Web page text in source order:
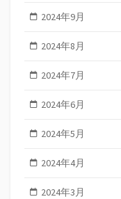
2024年9月
2024年8月
2024年7月
2024年6月
2024年5月
2024年4月
2024年3月